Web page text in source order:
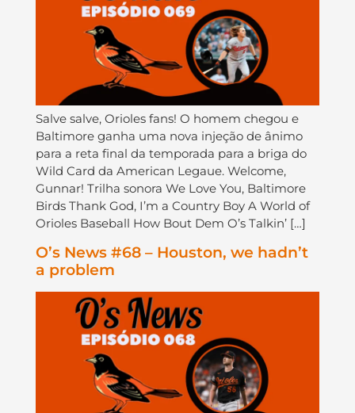
Salve salve, Orioles fans! O homem chegou e
Baltimore ganha uma nova injeção de ânimo
para a reta final da temporada para a briga do
Wild Card da American Legaue. Welcome,
Gunnar! Trilha sonora We Love You, Baltimore
Birds Thank God, I’m a Country Boy A World of
Orioles Baseball How Bout Dem O’s Talkin’ […]
O’s News #68 – Houston, we hadn’t
a problem